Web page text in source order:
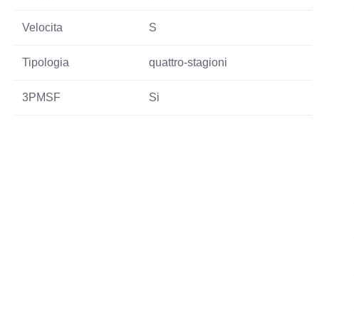
Velocita S
Tipologia quattro-stagioni
3PMSF Si